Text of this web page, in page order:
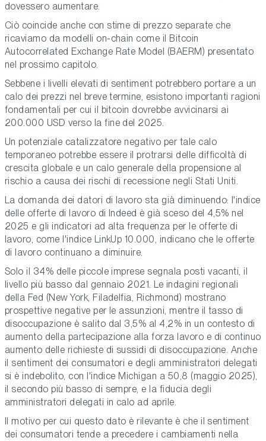
dovessero aumentare.
Ciò coincide anche con stime di prezzo separate che
ricaviamo da modelli on-chain come il Bitcoin
Autocorrelated Exchange Rate Model (BAERM) presentato
nel prossimo capitolo.
Sebbene i livelli elevati di sentiment potrebbero portare a un
calo dei prezzi nel breve termine, esistono importanti ragioni
fondamentali per cui il bitcoin dovrebbe avvicinarsi ai
200.000 USD verso la fine del 2025.
Un potenziale catalizzatore negativo per tale calo
temporaneo potrebbe essere il protrarsi delle difficoltà di
crescita globale e un calo generale della propensione al
rischio a causa dei rischi di recessione negli Stati Uniti.
La domanda dei datori di lavoro sta già diminuendo: l'indice
delle offerte di lavoro di Indeed è già sceso del 4,5% nel
2025 e gli indicatori ad alta frequenza per le offerte di
lavoro, come l'indice LinkUp 10.000, indicano che le offerte
di lavoro continuano a diminuire.
Solo il 34% delle piccole imprese segnala posti vacanti, il
livello più basso dal gennaio 2021. Le indagini regionali
della Fed (New York, Filadelfia, Richmond) mostrano
prospettive negative per le assunzioni, mentre il tasso di
disoccupazione è salito dal 3,5% al 4,2% in un contesto di
aumento della partecipazione alla forza lavoro e di continuo
aumento delle richieste di sussidi di disoccupazione. Anche
il sentiment dei consumatori e degli amministratori delegati
si è indebolito, con l'indice Michigan a 50,8 (maggio 2025),
il secondo più basso di sempre, e la fiducia degli
amministratori delegati in calo ad aprile.
Il motivo per cui questo dato è rilevante è che il sentiment
dei consumatori tende a precedere i cambiamenti nella